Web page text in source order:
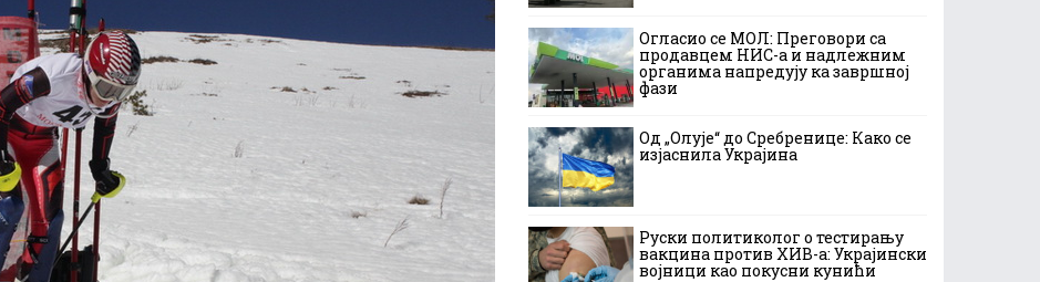
Огласио се МОЛ: Преговори са
продавцем НИС-а и надлежним
органима напредују ка завршној
фази
Од „Олује“ до Сребренице: Како се
изјаснила Украјина
Руски политиколог о тестирању
вакцина против ХИВ-а: Украјински
војници као покусни кунићи